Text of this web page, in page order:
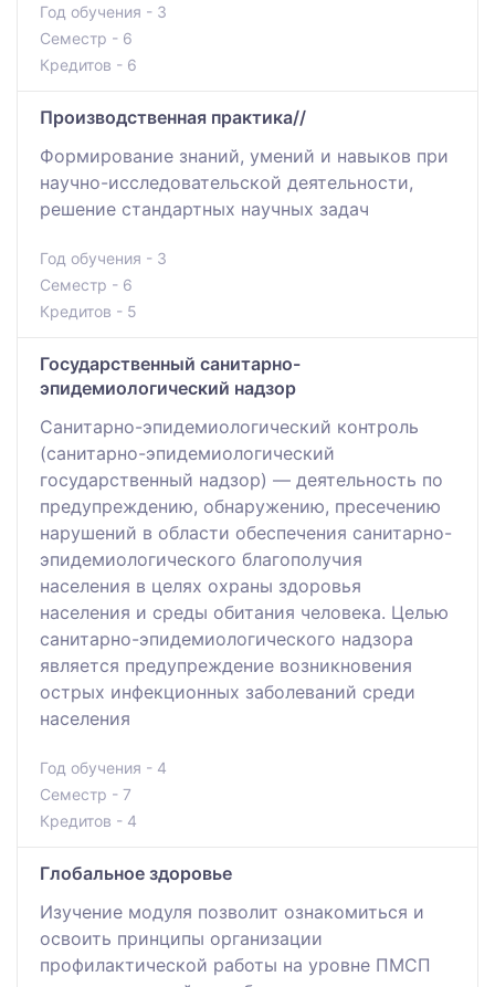
Год обучения - 3
Семестр - 6
Кредитов - 6
Производственная практика//
Формирование знаний, умений и навыков при
научно-исследовательской деятельности,
решение стандартных научных задач
Год обучения - 3
Семестр - 6
Кредитов - 5
Государственный санитарно-
эпидемиологический надзор
Санитарно-эпидемиологический контроль
(санитарно-эпидемиологический
государственный надзор) — деятельность по
предупреждению, обнаружению, пресечению
нарушений в области обеспечения санитарно-
эпидемиологического благополучия
населения в целях охраны здоровья
населения и среды обитания человека. Целью
санитарно-эпидемиологического надзора
является предупреждение возникновения
острых инфекционных заболеваний среди
населения
Год обучения - 4
Семестр - 7
Кредитов - 4
Глобальное здоровье
Изучение модуля позволит ознакомиться и
освоить принципы организации
профилактической работы на уровне ПМСП